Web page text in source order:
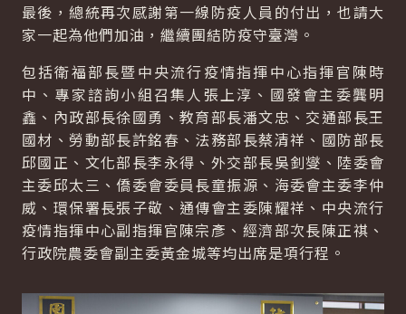
最後，總統再次感謝第一線防疫人員的付出，也請大
家一起為他們加油，繼續團結防疫守臺灣。
包括衛福部長暨中央流行疫情指揮中心指揮官陳時
中、專家諮詢小組召集人張上淳、國發會主委龔明
鑫、內政部長徐國勇、教育部長潘文忠、交通部長王
國材、勞動部長許銘春、法務部長蔡清祥、國防部長
邱國正、文化部長李永得、外交部長吳釗燮、陸委會
主委邱太三、僑委會委員長童振源、海委會主委李仲
威、環保署長張子敬、通傳會主委陳耀祥、中央流行
疫情指揮中心副指揮官陳宗彥、經濟部次長陳正祺、
行政院農委會副主委黃金城等均出席是項行程。